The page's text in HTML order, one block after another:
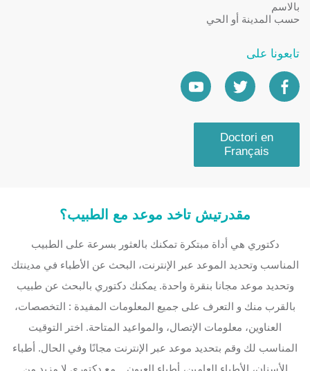
بالاسم
حسب المدينة أو الحي
تابعونا على
Doctori en
Français
مقدرتيش تاخد موعد مع الطبيب؟
دكتوري هي أداة مبتكرة تمكنك بالعثور بسرعة على الطبيب
المناسب وتحديد الموعد عبر الإنترنت، البحث عن الأطباء في مدينتك
وتحديد موعد مجانا بنقرة واحدة. يمكنك دكتوري بالبحث عن طبيب
بالقرب منك و التعرف على جميع المعلومات المفيدة : التخصصات،
العناوين، معلومات الإتصال، والمواعيد المتاحة. اختر التوقيت
المناسب لك وقم بتحديد موعد عبر الإنترنت مجانًا وفي الحال. أطباء